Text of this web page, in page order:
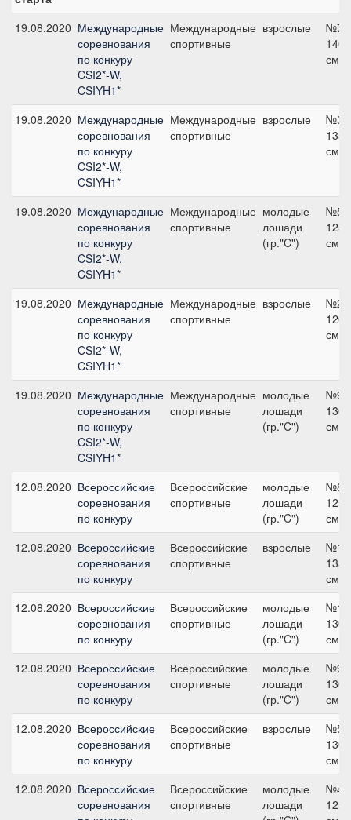
19.08.2020 Международные
соревнования
по конкуру
CSI2*-W,
CSIYH1*
Международные
спортивные
взрослые
№7,
140
см
19.08.2020 Международные
соревнования
по конкуру
CSI2*-W,
CSIYH1*
Международные
спортивные
взрослые
№3,
135
см
19.08.2020 Международные
соревнования
по конкуру
CSI2*-W,
CSIYH1*
Международные
спортивные
молодые
лошади
(гр."C")
№5,
125
см
19.08.2020 Международные
соревнования
по конкуру
CSI2*-W,
CSIYH1*
Международные
спортивные
взрослые
№2,
120
см
19.08.2020 Международные
соревнования
по конкуру
CSI2*-W,
CSIYH1*
Международные
спортивные
молодые
лошади
(гр."C")
№9,
130
см
12.08.2020 Всероссийские
соревнования
по конкуру
Всероссийские
спортивные
молодые
лошади
(гр."C")
№8,
125
см
12.08.2020 Всероссийские
соревнования
по конкуру
Всероссийские
спортивные
взрослые
135
см
12.08.2020 Всероссийские
соревнования
по конкуру
Всероссийские
спортивные
молодые
лошади
(гр."C")
130
см
12.08.2020 Всероссийские
соревнования
по конкуру
Всероссийские
спортивные
молодые
лошади
(гр."C")
№9,
130
см
12.08.2020 Всероссийские
соревнования
по конкуру
Всероссийские
спортивные
взрослые
№5,
130
см
12.08.2020 Всероссийские
соревнования
Всероссийские
спортивные
молодые
лошади
№4,
125